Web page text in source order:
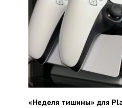
«Неделя тишины» для